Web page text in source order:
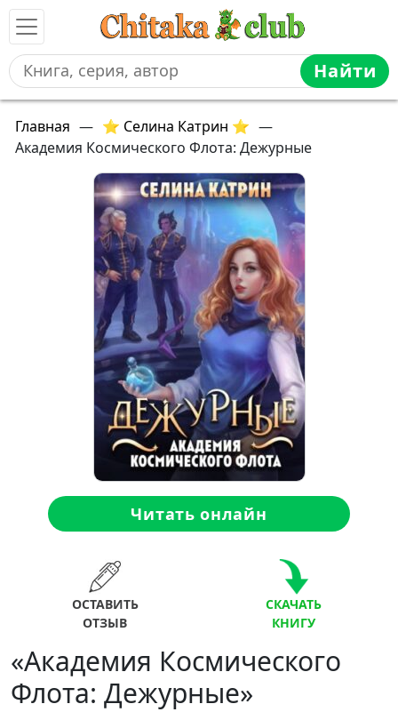
Найти
Главная — ⭐ Селина Катрин ⭐ —
Академия Космического Флота: Дежурные
Читать онлайн
ОСТАВИТЬ
ОТЗЫВ
СКАЧАТЬ
КНИГУ
«Академия Космического
Флота: Дежурные»